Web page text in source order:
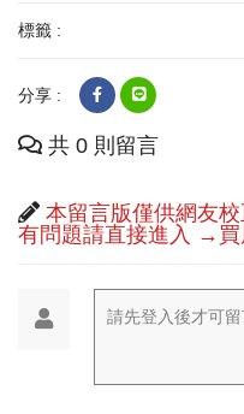
標籤 :
分享 :
共 0 則留言
本留言版僅供網友
有問題請直接進入 →買
請先登入後才可留